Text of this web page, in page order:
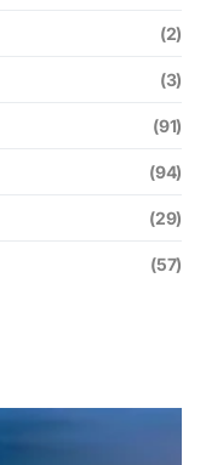
(2)
(3)
(91)
(94)
(29)
(57)